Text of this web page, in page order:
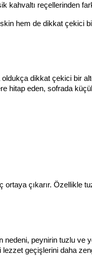
kahvaltı reçellerinden
hem de dikkat çekici
dikkat çekici bir
eden, sofrada
çıkarır. Özellikle
peynirin tuzlu ve
geçişlerini daha